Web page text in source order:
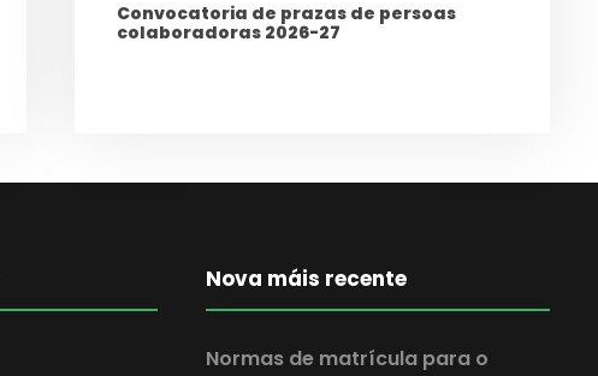
Convocatoria de prazas de persoas
colaboradoras 2026-27
Nova máis recente
Normas de matrícula para o